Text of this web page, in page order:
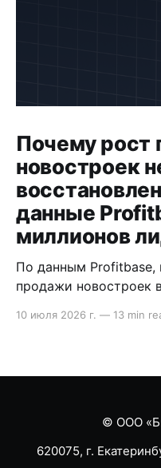
Почему рост
новостроек
данные
миллионов
По данным Profitbase,
продажи новостроек
10 июля 2026 г. — 13 min
© ООО
620075, г.